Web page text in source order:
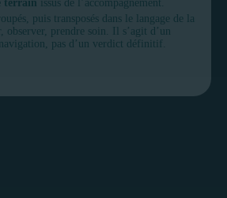
terrain issus de l’accompagnement.
puis transposés dans le langage de la
observer, prendre soin. Il s’agit d’un
pas d’un verdict définitif.